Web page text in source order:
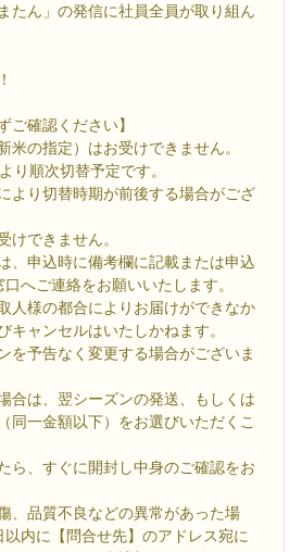
たん」の発信に社員全員が取り組ん
ご確認ください】
米の指定）はお受けできません。
り順次切替予定です。
り切替時期が前後する場合がござ
けできません。
、申込時に備考欄に記載または申込
へご連絡をお願いいたします。
人様の都合によりお届けができなか
キャンセルはいたしかねます。
を予告なく変更する場合がございま
合は、翌シーズンの発送、もしくは
同一金額以下）をお選びいただくこ
ら、すぐに開封し中身のご確認をお
、品質不良などの異常があった場
内に【問合せ先】のアドレス宛に